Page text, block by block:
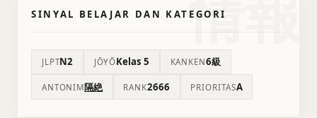
SINYAL BELAJAR DAN KATEGORI
JLPTN2 JŌYŌKelas 5 KANKEN6級
ANTONIM隔絶 RANK2666 PRIORITASA